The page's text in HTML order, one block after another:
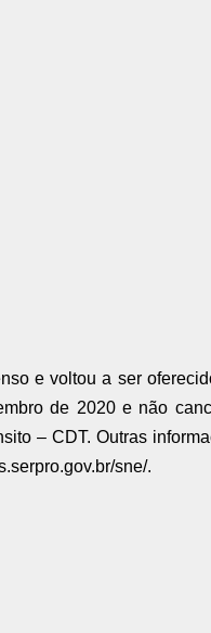
e voltou a ser
de 2020 e não
– CDT. Outras
sne/.